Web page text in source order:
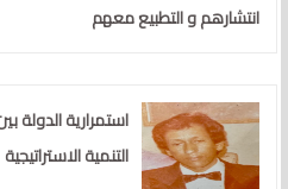
انتشارهم و التطبيع معهم
استمرارية الدولة
التنمية الاستراتيجية